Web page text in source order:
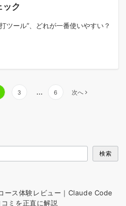
ック
ツール”、どれが一番使いやすい？
3 … 6 次へ
検索
ース体験レビュー｜Claude Code
ミを正直に解説